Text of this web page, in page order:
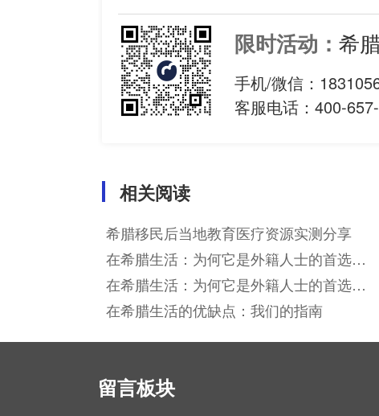
限时活动： 希
手机/微信：
客服电话：400-
相关阅读
希腊移民后当地教育医疗资源实测分享
在希腊生活：为何它是外籍人士的首选之
地
在希腊生活：为何它是外籍人士的首选之
地
在希腊生活的优缺点：我们的指南
留言板块